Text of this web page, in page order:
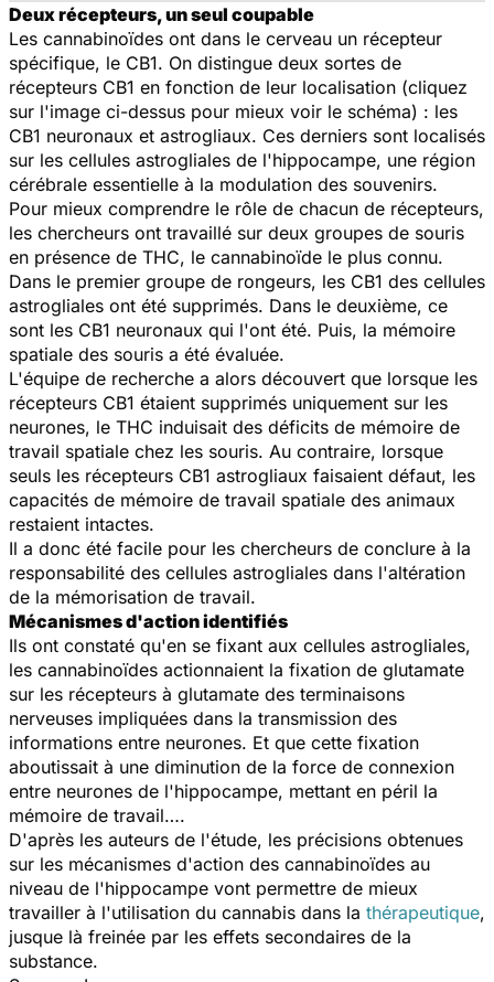
Deux récepteurs, un seul coupable
Les cannabinoïdes ont dans le cerveau un récepteur
spécifique, le CB1. On distingue deux sortes de
récepteurs CB1 en fonction de leur localisation (cliquez
sur l'image ci-dessus pour mieux voir le schéma) : les
CB1 neuronaux et astrogliaux. Ces derniers sont localisés
sur les cellules astrogliales de l'hippocampe, une région
cérébrale essentielle à la modulation des souvenirs.
Pour mieux comprendre le rôle de chacun de récepteurs,
les chercheurs ont travaillé sur deux groupes de souris
en présence de THC, le cannabinoïde le plus connu.
Dans le premier groupe de rongeurs, les CB1 des cellules
astrogliales ont été supprimés. Dans le deuxième, ce
sont les CB1 neuronaux qui l'ont été. Puis, la mémoire
spatiale des souris a été évaluée.
L'équipe de recherche a alors découvert que lorsque les
récepteurs CB1 étaient supprimés uniquement sur les
neurones, le THC induisait des déficits de mémoire de
travail spatiale chez les souris. Au contraire, lorsque
seuls les récepteurs CB1 astrogliaux faisaient défaut, les
capacités de mémoire de travail spatiale des animaux
restaient intactes.
Il a donc été facile pour les chercheurs de conclure à la
responsabilité des cellules astrogliales dans l'altération
de la mémorisation de travail.
Mécanismes d'action identifiés
Ils ont constaté qu'en se fixant aux cellules astrogliales,
les cannabinoïdes actionnaient la fixation de glutamate
sur les récepteurs à glutamate des terminaisons
nerveuses impliquées dans la transmission des
informations entre neurones. Et que cette fixation
aboutissait à une diminution de la force de connexion
entre neurones de l'hippocampe, mettant en péril la
mémoire de travail….
D'après les auteurs de l'étude, les précisions obtenues
sur les mécanismes d'action des cannabinoïdes au
niveau de l'hippocampe vont permettre de mieux
travailler à l'utilisation du cannabis dans la thérapeutique,
jusque là freinée par les effets secondaires de la
substance.